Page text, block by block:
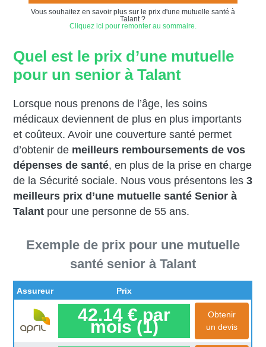
Vous souhaitez en savoir plus sur le prix d'une mutuelle santé à
Talant ?
Cliquez ici pour remonter au sommaire.
Quel est le prix d’une mutuelle
pour un senior à Talant
Lorsque nous prenons de l’âge, les soins
médicaux deviennent de plus en plus importants
et coûteux. Avoir une couverture santé permet
d’obtenir de meilleurs remboursements de vos
dépenses de santé, en plus de la prise en charge
de la Sécurité sociale. Nous vous présentons les3
meilleurs prix d’une mutuelle santé Senior à
Talant pour une personne de 55 ans.
Exemple de prix pour une mutuelle
santé senior à Talant
Assureur Prix
42.14 € par
mois (1)
Obtenir
un devis